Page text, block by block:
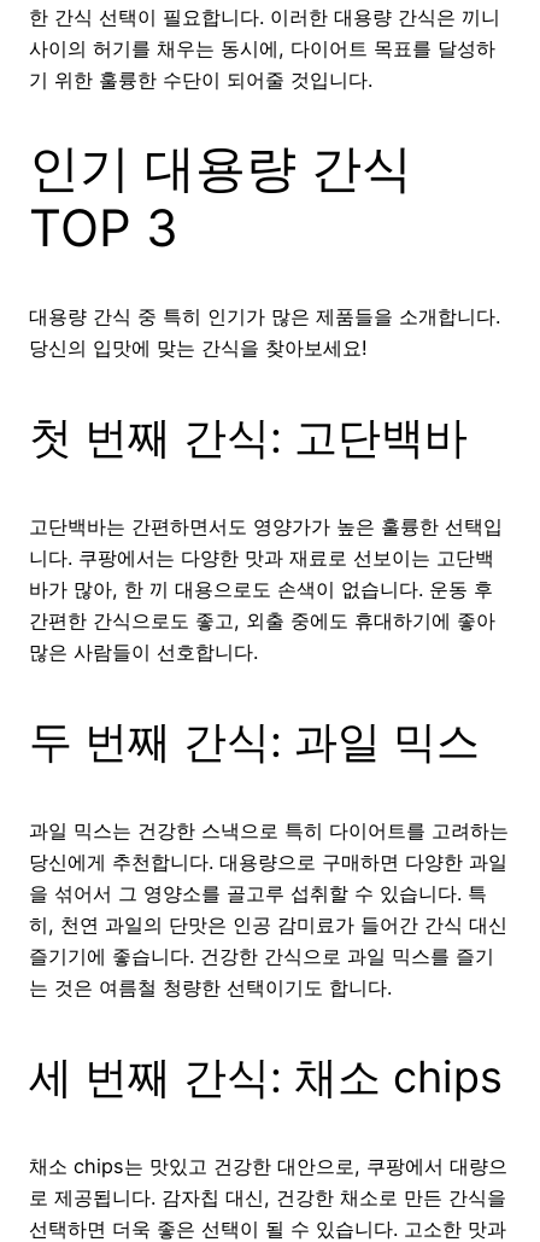
한 간식 선택이 필요합니다. 이러한 대용량 간식은 끼니
사이의 허기를 채우는 동시에, 다이어트 목표를 달성하
기 위한 훌륭한 수단이 되어줄 것입니다.
인기 대용량 간식
TOP 3
대용량 간식 중 특히 인기가 많은 제품들을 소개합니다.
당신의 입맛에 맞는 간식을 찾아보세요!
첫 번째 간식: 고단백바
고단백바는 간편하면서도 영양가가 높은 훌륭한 선택입
니다. 쿠팡에서는 다양한 맛과 재료로 선보이는 고단백
바가 많아, 한 끼 대용으로도 손색이 없습니다. 운동 후
간편한 간식으로도 좋고, 외출 중에도 휴대하기에 좋아
많은 사람들이 선호합니다.
두 번째 간식: 과일 믹스
과일 믹스는 건강한 스낵으로 특히 다이어트를 고려하는
당신에게 추천합니다. 대용량으로 구매하면 다양한 과일
을 섞어서 그 영양소를 골고루 섭취할 수 있습니다. 특
히, 천연 과일의 단맛은 인공 감미료가 들어간 간식 대신
즐기기에 좋습니다. 건강한 간식으로 과일 믹스를 즐기
는 것은 여름철 청량한 선택이기도 합니다.
세 번째 간식: 채소 chips
채소 chips는 맛있고 건강한 대안으로, 쿠팡에서 대량으
로 제공됩니다. 감자칩 대신, 건강한 채소로 만든 간식을
선택하면 더욱 좋은 선택이 될 수 있습니다. 고소한 맛과